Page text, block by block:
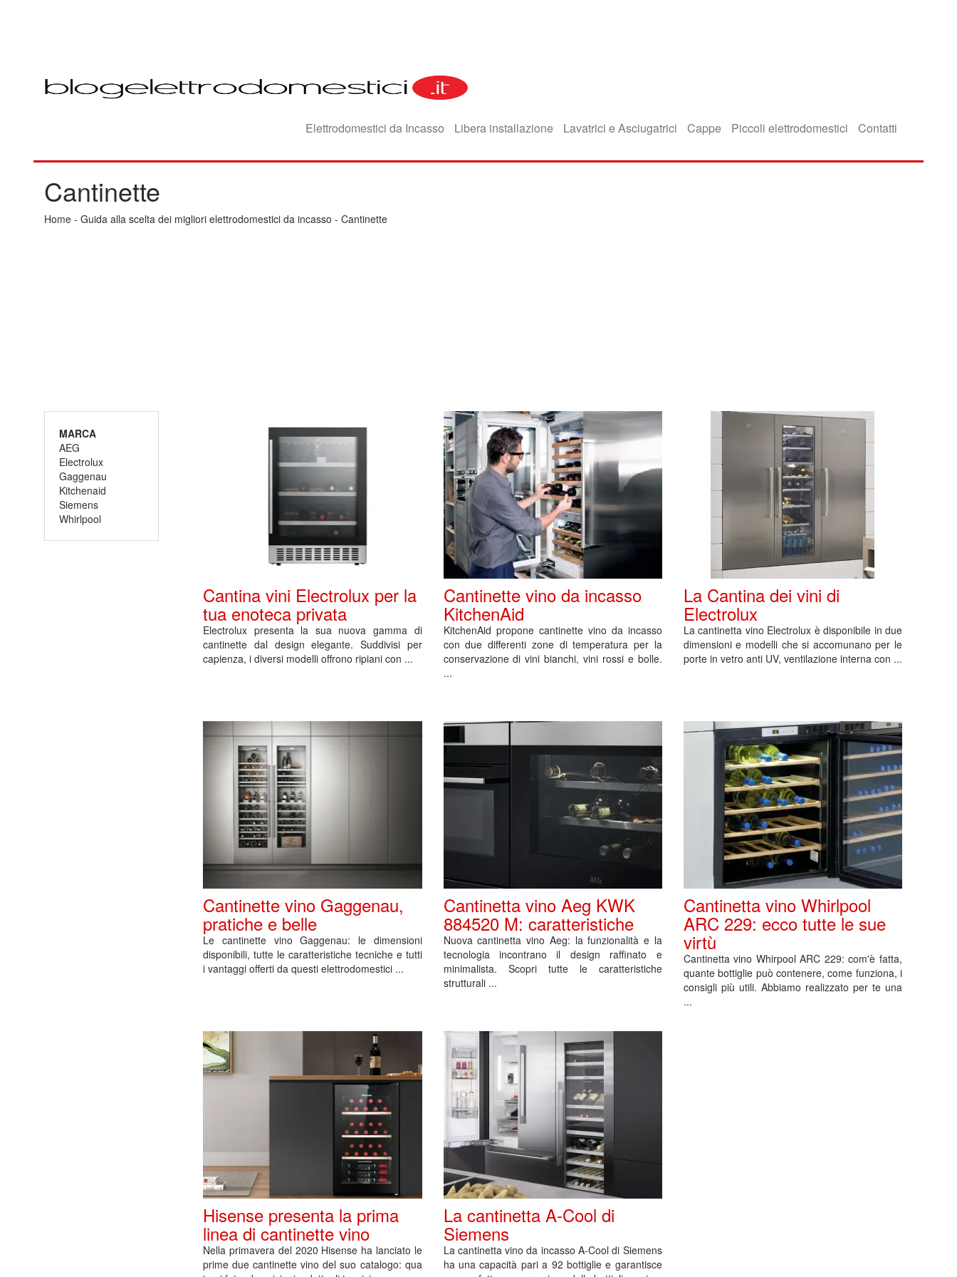
Elettrodomestici da Incasso Libera installazione Lavatrici e Asciugatrici Cappe Piccoli elettrodomestici Contatti
Cantinette
Home - Guida alla scelta dei migliori elettrodomestici da incasso - Cantinette
MARCA
AEG
Electrolux
Gaggenau
Kitchenaid
Siemens
Whirlpool
Cantina vini Electrolux per la
tua enoteca privata
Electrolux presenta la sua nuova gamma di
cantinette dal design elegante. Suddivisi per
capienza, i diversi modelli offrono ripiani con ...
Cantinette vino da incasso
KitchenAid
KitchenAid propone cantinette vino da incasso
con due differenti zone di temperatura per la
conservazione di vini bianchi, vini rossi e bolle.
...
La Cantina dei vini di
Electrolux
La cantinetta vino Electrolux è disponibile in due
dimensioni e modelli che si accomunano per le
porte in vetro anti UV, ventilazione interna con ...
Cantinette vino Gaggenau,
pratiche e belle
Le cantinette vino Gaggenau: le dimensioni
disponibili, tutte le caratteristiche tecniche e tutti
i vantaggi offerti da questi elettrodomestici ...
Cantinetta vino Aeg KWK
884520 M: caratteristiche
Nuova cantinetta vino Aeg: la funzionalità e la
tecnologia incontrano il design raffinato e
minimalista. Scopri tutte le caratteristiche
strutturali ...
Cantinetta vino Whirlpool
ARC 229: ecco tutte le sue
virtù
Cantinetta vino Whirpool ARC 229: com'è fatta,
quante bottiglie può contenere, come funziona, i
consigli più utili. Abbiamo realizzato per te una
...
Hisense presenta la prima
linea di cantinette vino
Nella primavera del 2020 Hisense ha lanciato le
prime due cantinette vino del suo catalogo: qua
La cantinetta A-Cool di
Siemens
La cantinetta vino da incasso A-Cool di Siemens
ha una capacità pari a 92 bottiglie e garantisce